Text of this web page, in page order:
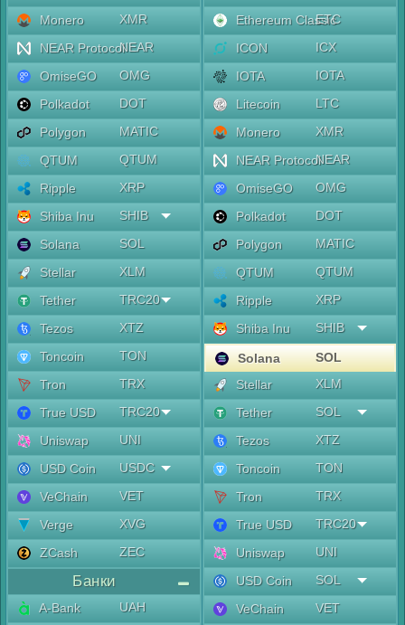
Monero
XMR
NEAR ProtocolNEAR
OmiseGO
OMG
Polkadot
DOT
Polygon
MATIC
QTUM
QTUM
Ripple
XRP
Shiba Inu
SHIB
Solana
SOL
Stellar
XLM
Tether
TRC20
Tezos
XTZ
Toncoin
TON
Tron
TRX
True USD
TRC20
Uniswap
UNI
USD Coin
USDC
VeChain
VET
Verge
XVG
ZCash
ZEC
Банки
A-Bank
UAH
Ethereum Classic
ETC
ICON
ICX
IOTA
IOTA
Litecoin
LTC
Monero
XMR
NEAR ProtocolNEAR
OmiseGO
OMG
Polkadot
DOT
Polygon
MATIC
QTUM
QTUM
Ripple
XRP
Shiba Inu
SHIB
Solana
SOL
Stellar
XLM
Tether
SOL
Tezos
XTZ
Toncoin
TON
Tron
TRX
True USD
TRC20
Uniswap
UNI
USD Coin
SOL
VeChain
VET